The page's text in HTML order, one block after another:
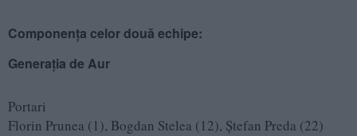
Componența celor două echipe:
Generația de Aur
Portari
Florin Prunea (1), Bogdan Stelea (12), Ştefan Preda (22)